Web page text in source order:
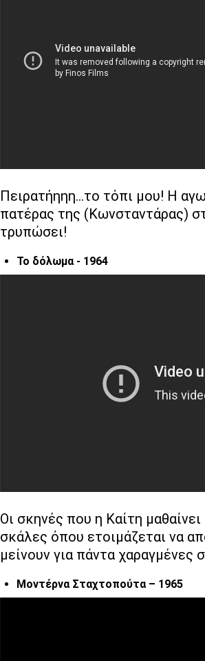
Πειρατήηηη…το τόπι μου! Η
πατέρας της (Κωνσταντάρας)
τρυπώσει!
Το δόλωμα - 1964
Οι σκηνές που η Καίτη
σκάλες όπου ετοιμάζεται να
μείνουν για πάντα χαραγμένες
Μοντέρνα Σταχτοπούτα – 1965